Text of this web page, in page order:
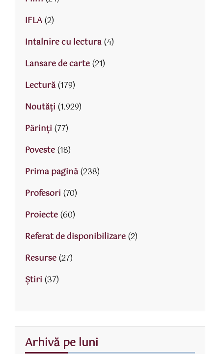
IFLA(2)
Intalnire cu lectura(4)
Lansare de carte(21)
Lectură(179)
Noutăți (1.929)
Părinţi (77)
Poveste(18)
Prima pagină(238)
Profesori (70)
Proiecte(60)
Referat de disponibilizare(2)
Resurse(27)
Știri (37)
Arhivă pe luni